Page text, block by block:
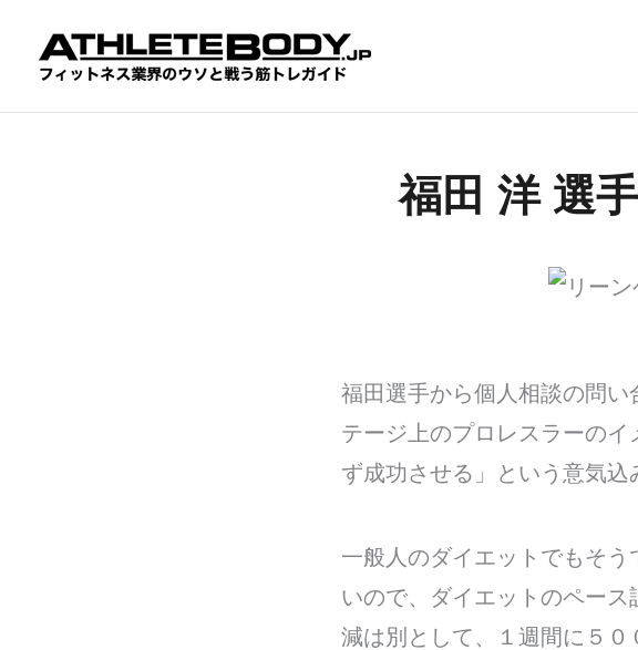
キ
福田 洋 選
福田選手から個人相談の問
テージ上のプロレスラーの
ず成功させる」という意気込
一般人のダイエットでもそ
いので、ダイエットのペー
減は別として、１週間に５